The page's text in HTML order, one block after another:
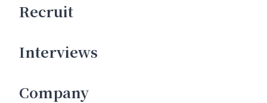
Recruit
Interviews
Company